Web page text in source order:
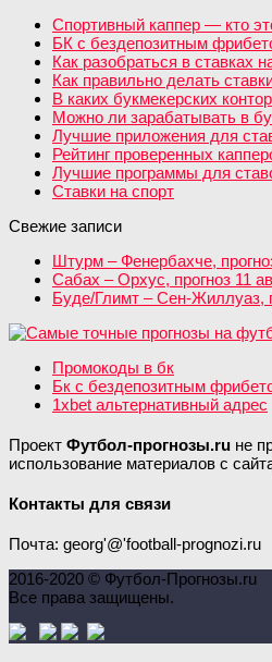
Спортивный каппер — кто
БК с бездепозитным
Как разобраться в ставках
Как правильно делать
В каких букмекерских
Можно ли зарабатывать в
Лучшие приложения для
Рейтинг проверенных
Лучшие программы для
Ставки на спорт
Свежие записи
Штурм – Фенербахче,
Сабах – Орхус, прогноз 11
Буде/Глимт – Сен-Жиллуаз,
Промокоды в бк
Бк с бездепозитным
1xbet альтернативный адрес
Проект Футбол-прогнозы.ru не
использование материалов с
Контакты для связи
Почта: georg'@'football-prognozi.ru
2016-2020 © Футбол-Прогнозы.ru
Все права защищены.